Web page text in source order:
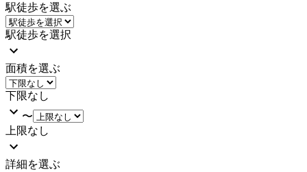
駅徒歩を選ぶ
駅徒歩を選択
面積を選ぶ
下限なし
〜
上限なし
詳細を選ぶ